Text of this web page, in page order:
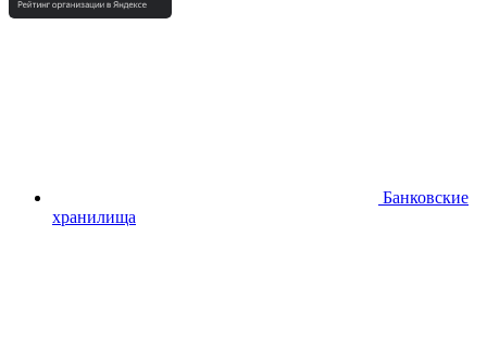
Банковские
хранилища